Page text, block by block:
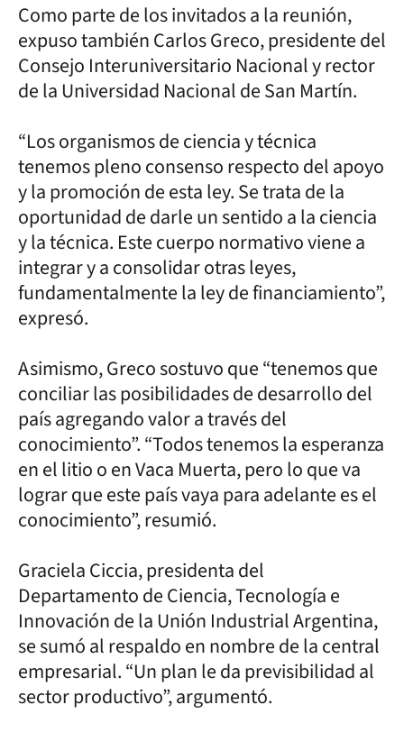
Como parte de los invitados a la reunión,
expuso también Carlos Greco, presidente del
Consejo Interuniversitario Nacional y rector
de la Universidad Nacional de San Martín.
“Los organismos de ciencia y técnica
tenemos pleno consenso respecto del apoyo
y la promoción de esta ley. Se trata de la
oportunidad de darle un sentido a la ciencia
y la técnica. Este cuerpo normativo viene a
integrar y a consolidar otras leyes,
fundamentalmente la ley de financiamiento”,
expresó.
Asimismo, Greco sostuvo que “tenemos que
conciliar las posibilidades de desarrollo del
país agregando valor a través del
conocimiento”. “Todos tenemos la esperanza
en el litio o en Vaca Muerta, pero lo que va
lograr que este país vaya para adelante es el
conocimiento”, resumió.
Graciela Ciccia, presidenta del
Departamento de Ciencia, Tecnología e
Innovación de la Unión Industrial Argentina,
se sumó al respaldo en nombre de la central
empresarial. “Un plan le da previsibilidad al
sector productivo”, argumentó.